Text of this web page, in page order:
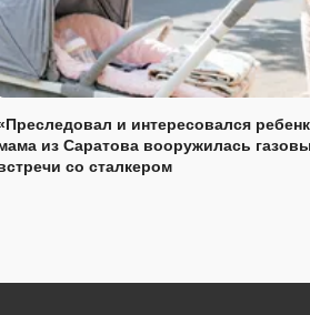
и интересовался
из Саратова вооружилась
со сталкером